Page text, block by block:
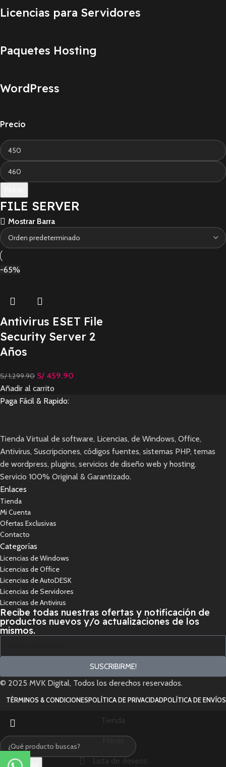
Licencias para Servidores
Paquetes Hosting
WordPress
Precio
FILE SERVER
Mostrar Barra
-65%
Antivirus ESET File
Security Server 2
Años
S/1,299.90 S/ 459.90
Añadir al carrito
Paga Fácil & Rapido:
Tienda Virtual de software, Licencias, de Windows, Office,
Antivirus, Suscripciones, códigos fuentes, sistemas PHP, temas
de wordpress, plugins, servicios de diseño web y hosting.
Servicio 100% Original & Garantizado.
Enlaces
Tienda
Mi Cuenta
Ofertas Exclusivas
Contacto
Categorías
Licencias de Windows
Licencias de Office
Licencias de AutoDESK
Licencias de Servidores
Licencias de Antivirus
Recibe todas nuestras ofertas y notificación de
productos nuevos y/o actualizaciones de los
mismos.
SUSCRIBIRME!
© 2025 MVK Digital, Todos los derechos reservados.
TÉRMINOS & CONDICIONESPOLÍTICA DE PRIVACIDADPOLÍTICA DE ENVÍOS
Búsqueda
Tienda
Lista de deseos